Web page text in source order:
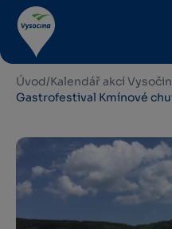
Úvod/Kalendář akcí
Gastrofestival Kmínové